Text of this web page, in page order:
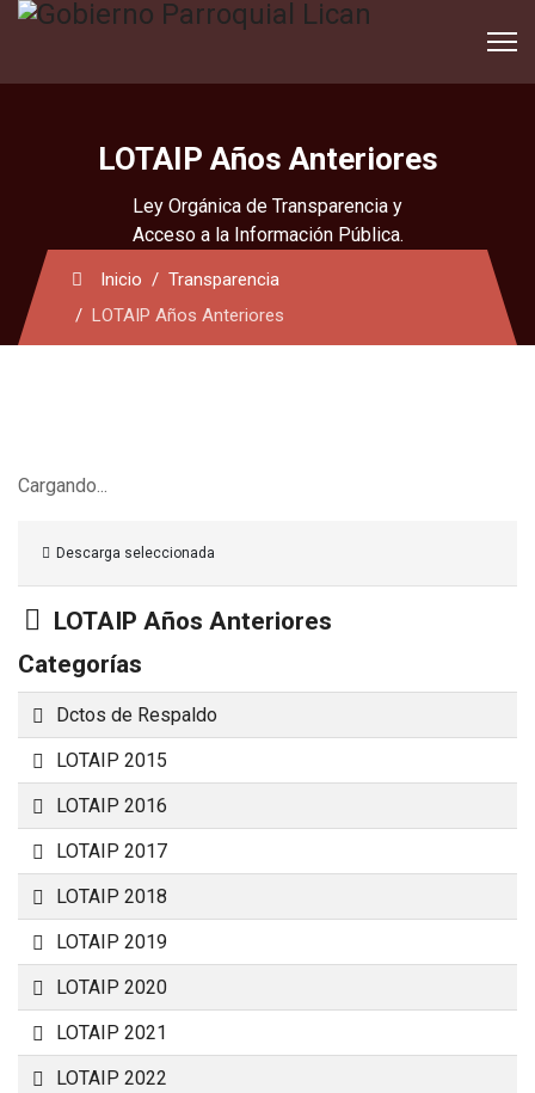
LOTAIP Años Anteriores
Ley Orgánica de Transparencia y
Acceso a la Información Pública.
Inicio
Transparencia
LOTAIP Años Anteriores
Cargando...
Descarga seleccionada
Carpeta
LOTAIP Años Anteriores
Categorías
Carpeta
Dctos de Respaldo
Carpeta
LOTAIP 2015
Carpeta
LOTAIP 2016
Carpeta
LOTAIP 2017
Carpeta
LOTAIP 2018
Carpeta
LOTAIP 2019
Carpeta
LOTAIP 2020
Carpeta
LOTAIP 2021
Carpeta
LOTAIP 2022